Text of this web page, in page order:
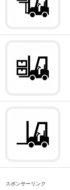
スポンサーリンク